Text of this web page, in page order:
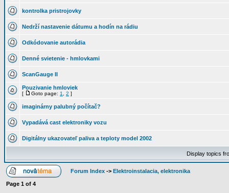
kontrolka pristrojovky
Nedrží nastavenie dátumu a hodín na rádiu
Odkódovanie autorádia
Denné svietenie - hmlovkami
ScanGauge II
Pouzivanie hmloviek
[ Goto page: 1 2 ]
imaginárny palubný počítač?
Vypadává cast elektroniky vozu
Digitálny ukazovateľ paliva a teploty model 2002
Display topics
Forum Index -> Elektroinstalacia, elektronika
Page 1 of 4